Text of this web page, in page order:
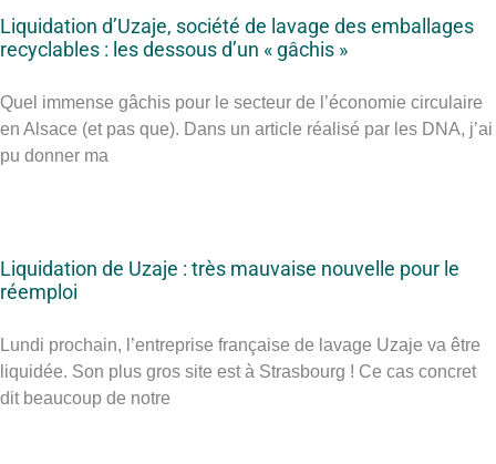
Liquidation d’Uzaje, société de lavage des emballages
recyclables : les dessous d’un « gâchis »
Quel immense gâchis pour le secteur de l’économie circulaire
en Alsace (et pas que). Dans un article réalisé par les DNA, j’ai
pu donner ma
Liquidation de Uzaje : très mauvaise nouvelle pour le
réemploi
Lundi prochain, l’entreprise française de lavage Uzaje va être
liquidée. Son plus gros site est à Strasbourg ! Ce cas concret
dit beaucoup de notre